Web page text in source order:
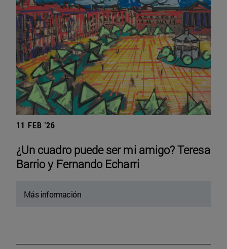
11 FEB '26
¿Un cuadro puede ser mi amigo? Teresa
Barrio y Fernando Echarri
Más información